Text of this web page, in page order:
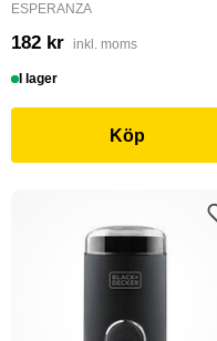
ESPERANZA
182 kr inkl. moms
I lager
Köp